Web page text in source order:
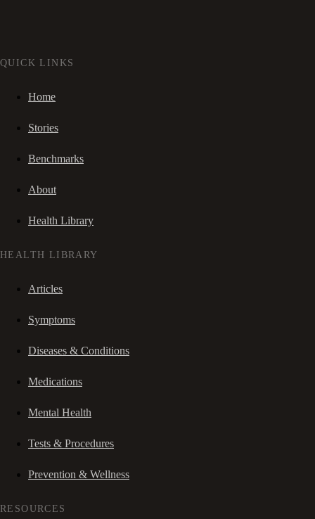
QUICK LINKS
Home
Stories
Benchmarks
About
Health Library
HEALTH LIBRARY
Articles
Symptoms
Diseases & Conditions
Medications
Mental Health
Tests & Procedures
Prevention & Wellness
RESOURCES